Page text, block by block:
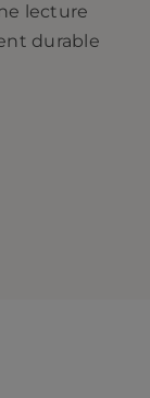
lecture
durable